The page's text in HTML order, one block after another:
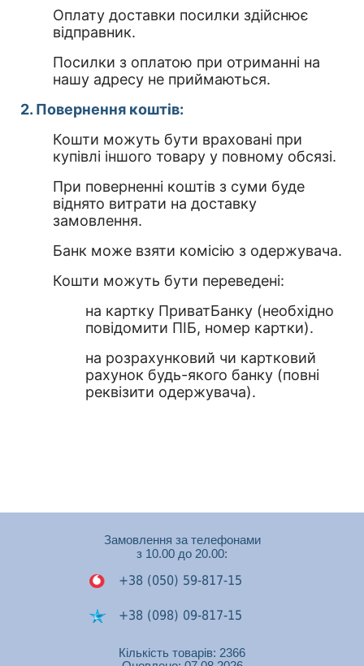
Оплату доставки посилки здійснює
відправник.
Посилки з оплатою при отриманні на
нашу адресу не приймаються.
2. Повернення коштів:
Кошти можуть бути враховані при
купівлі іншого товару у повному обсязі.
При поверненні коштів з суми буде
віднято витрати на доставку
замовлення.
Банк може взяти комісію з одержувача.
Кошти можуть бути переведені:
на картку ПриватБанку (необхідно
повідомити ПІБ, номер картки).
на розрахунковий чи картковий
рахунок будь-якого банку (повні
реквізити одержувача).
Замовлення за телефонами
з 10.00 до 20.00:
+38 (050) 59-817-15
+38 (098) 09-817-15
+38 (050) 53-448-74
Кількість товарів: 2366